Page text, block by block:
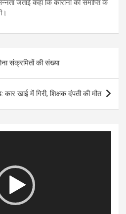
जताई कहा कि कोरोना की समाप्ति के
संक्रमितों की संख्या
कार खाई में गिरी, शिक्षक दंपती की मौत